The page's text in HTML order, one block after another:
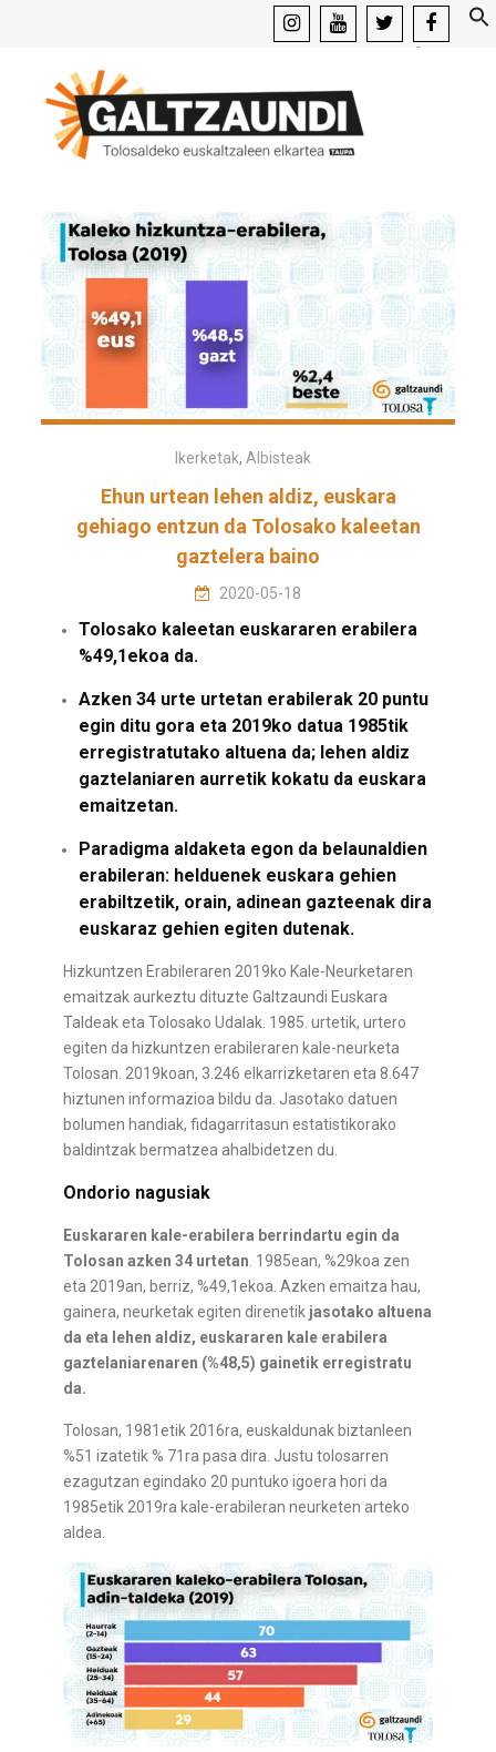
facebook
Ikerketak, Albisteak
Ehun urtean lehen aldiz, euskara
gehiago entzun da Tolosako kaleetan
gaztelera baino
2020-05-18
Tolosako kaleetan euskararen erabilera
%49,1ekoa da.
Azken 34 urte urtetan erabilerak 20 puntu
egin ditu gora eta 2019ko datua 1985tik
erregistratutako altuena da; lehen aldiz
gaztelaniaren aurretik kokatu da euskara
emaitzetan.
Paradigma aldaketa egon da belaunaldien
erabileran: helduenek euskara gehien
erabiltzetik, orain, adinean gazteenak dira
euskaraz gehien egiten dutenak.
Hizkuntzen Erabileraren 2019ko Kale-Neurketaren
emaitzak aurkeztu dituzte Galtzaundi Euskara
Taldeak eta Tolosako Udalak. 1985. urtetik, urtero
egiten da hizkuntzen erabileraren kale-neurketa
Tolosan. 2019koan, 3.246 elkarrizketaren eta 8.647
hiztunen informazioa bildu da. Jasotako datuen
bolumen handiak, fidagarritasun estatistikorako
baldintzak bermatzea ahalbidetzen du.
Ondorio nagusiak
Euskararen kale-erabilera berrindartu egin da
Tolosan azken 34 urtetan . 1985ean, %29koa zen
eta 2019an, berriz, %49,1ekoa. Azken emaitza hau,
gainera, neurketak egiten direnetik jasotako altuena
da eta lehen aldiz, euskararen kale erabilera
gaztelaniarenaren (%48,5) gainetik erregistratu
da.
Tolosan, 1981etik 2016ra, euskaldunak biztanleen
%51 izatetik % 71ra pasa dira. Justu tolosarren
ezagutzan egindako 20 puntuko igoera hori da
1985etik 2019ra kale-erabileran neurketen arteko
aldea.